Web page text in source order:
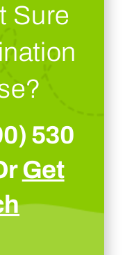
Sure
530
Get